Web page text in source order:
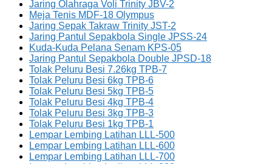
Jaring Olahraga Voli Trinity JBV-2
Meja Tenis MDF-18 Olympus
Jaring Sepak Takraw Trinity JST-2
Jaring Pantul Sepakbola Single JPSS-24
Kuda-Kuda Pelana Senam KPS-05
Jaring Pantul Sepakbola Double JPSD-18
Tolak Peluru Besi 7.26kg TPB-7
Tolak Peluru Besi 6kg TPB-6
Tolak Peluru Besi 5kg TPB-5
Tolak Peluru Besi 4kg TPB-4
Tolak Peluru Besi 3kg TPB-3
Tolak Peluru Besi 1kg TPB-1
Lempar Lembing Latihan LLL-500
Lempar Lembing Latihan LLL-600
Lempar Lembing Latihan LLL-700